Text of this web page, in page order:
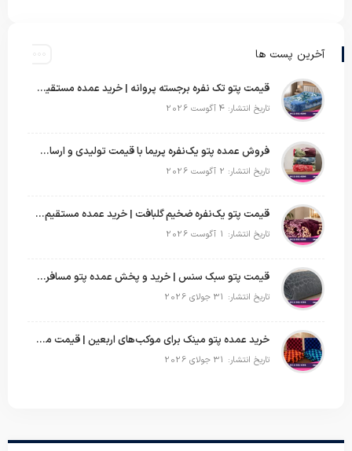
آخرین پست ها
قیمت پتو تک نفره برجسته پروانه | خرید عمده مستقیم با بهترین قیمت بازار
تاریخ انتشار: 4 آگوست 2026
فروش عمده پتو یک‌نفره پریما با قیمت تولیدی و ارسال به سراسر کشور
تاریخ انتشار: 2 آگوست 2026
قیمت پتو یک‌نفره ضخیم گلبافت | خرید عمده مستقیم با بهترین قیمت
تاریخ انتشار: 1 آگوست 2026
قیمت پتو سبک سنس | خرید و پخش عمده پتو مسافرتی Sense
تاریخ انتشار: 31 جولای 2026
خرید عمده پتو مینک برای موکب‌های اربعین | قیمت مناسب و ارسال سریع
تاریخ انتشار: 31 جولای 2026